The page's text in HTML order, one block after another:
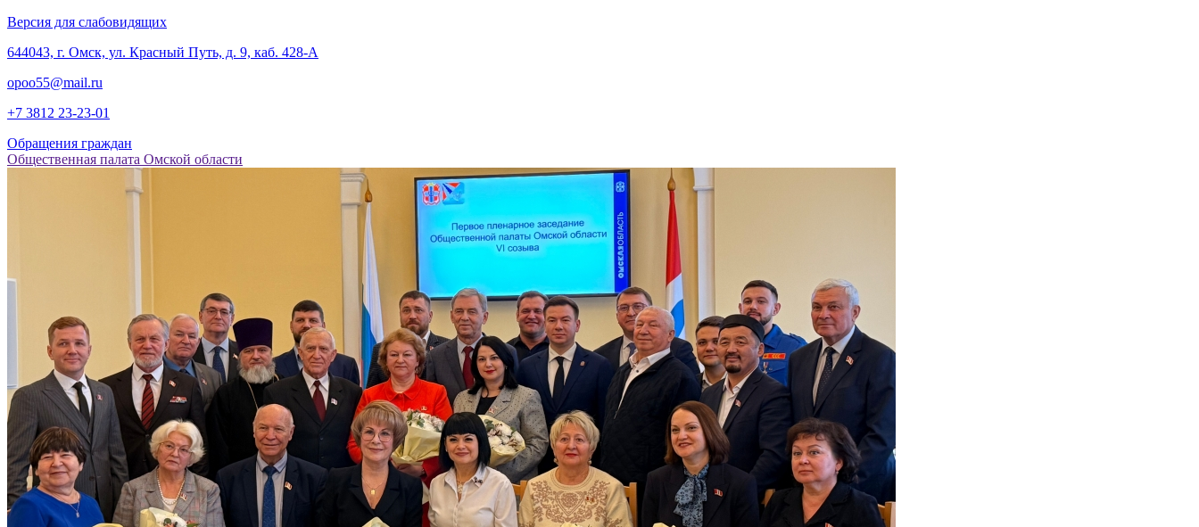
Версия для слабовидящих
‎644043, г. Омск, ул. Красный Путь, д. 9, каб. 428-А
opoo55@mail.ru
+7 3812 23-23-01
Обращения граждан
Общественная палата Омской области